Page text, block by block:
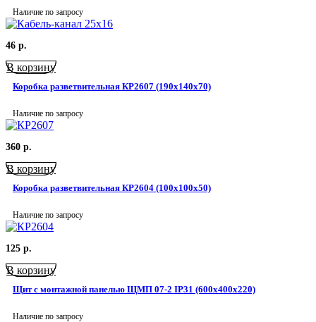
Наличие по запросу
46 р.
В корзину
Коробка разветвительная КР2607 (190х140х70)
Наличие по запросу
360 р.
В корзину
Коробка разветвительная КР2604 (100х100х50)
Наличие по запросу
125 р.
В корзину
Щит с монтажной панелью ЩМП 07-2 IP31 (600x400x220)
Наличие по запросу